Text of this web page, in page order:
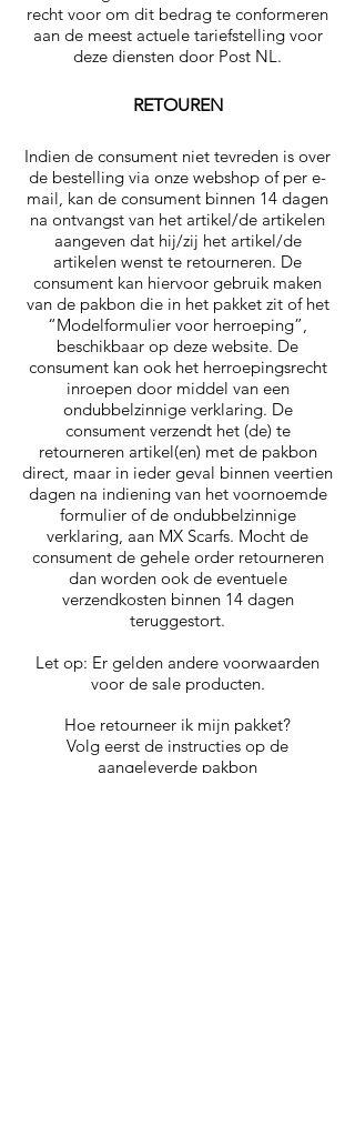
recht voor om dit bedrag te conformeren
aan de meest actuele tariefstelling voor
deze diensten door Post NL.
RETOUREN
Indien de consument niet tevreden is over
de bestelling via onze webshop of per e-
mail, kan de consument binnen 14 dagen
na ontvangst van het artikel/de artikelen
aangeven dat hij/zij het artikel/de
artikelen wenst te retourneren. De
consument kan hiervoor gebruik maken
van de pakbon die in het pakket zit of het
“Modelformulier voor herroeping”,
beschikbaar op deze website. De
consument kan ook het herroepingsrecht
inroepen door middel van een
ondubbelzinnige verklaring. De
consument verzendt het (de) te
retourneren artikel(en) met de pakbon
direct, maar in ieder geval binnen veertien
dagen na indiening van het voornoemde
formulier of de ondubbelzinnige
verklaring, aan MX Scarfs. Mocht de
consument de gehele order retourneren
dan worden ook de eventuele
verzendkosten binnen 14 dagen
teruggestort.
Let op: Er gelden andere voorwaarden
voor de sale producten.
Hoe retourneer ik mijn pakket?
Volg eerst de instructies op de
aangeleverde pakbon